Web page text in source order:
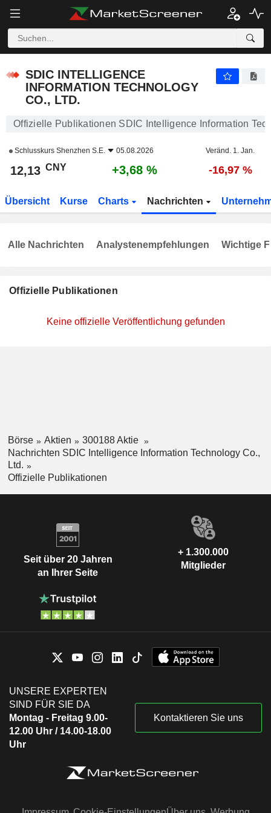
SDIC INTELLIGENCE
INFORMATION TECHNOLOGY
CO., LTD.
Offizielle Publikationen SDIC Intelligence Information
Schlusskurs Shenzhen S.E. 05.08.2026 Veränd. 1. Jan.
12,13 CNY +3,68 % -16,97 %
Übersicht Kurse Charts Nachrichten
Offizielle Publikationen
Keine offizielle Veröffentlichung gefunden
Alle Nachrichten Analystenempfehlungen Wichtige
Börse Aktien
300188 Aktie
Nachrichten SDIC Intelligence Information Technology Co.,
Ltd.
Offizielle Publikationen
Seit über 20 Jahren
an Ihrer Seite
+ 1.300.000
Mitglieder
UNSERE EXPERTEN
SIND FÜR SIE DA
Montag - Freitag 9.00-
12.00 Uhr / 14.00-18.00
Uhr
Kontaktieren Sie uns